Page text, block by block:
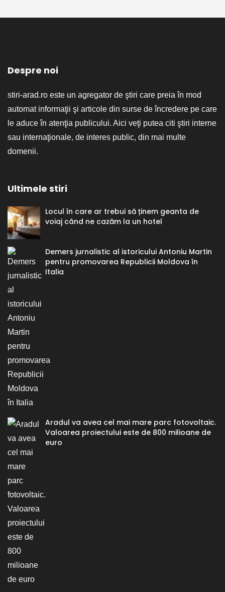
Despre noi
stiri-arad.ro este un agregator de ştiri care preia în mod
automat informaţii şi articole din surse de încredere pe care
le aduce în atenţia publicului. Aici veţi putea citi ştiri interne
sau internaţionale, de interes public, din mai multe
domenii.
Ultimele stiri
Locul în care ar trebui să ținem geanta de
voiaj când ne cazăm la un hotel
Demers jurnalistic al istoricului Antoniu Martin
pentru promovarea Republicii Moldova în
Italia
Aradul va avea cel mai mare parc fotovoltaic.
Valoarea proiectului este de 800 milioane de
euro